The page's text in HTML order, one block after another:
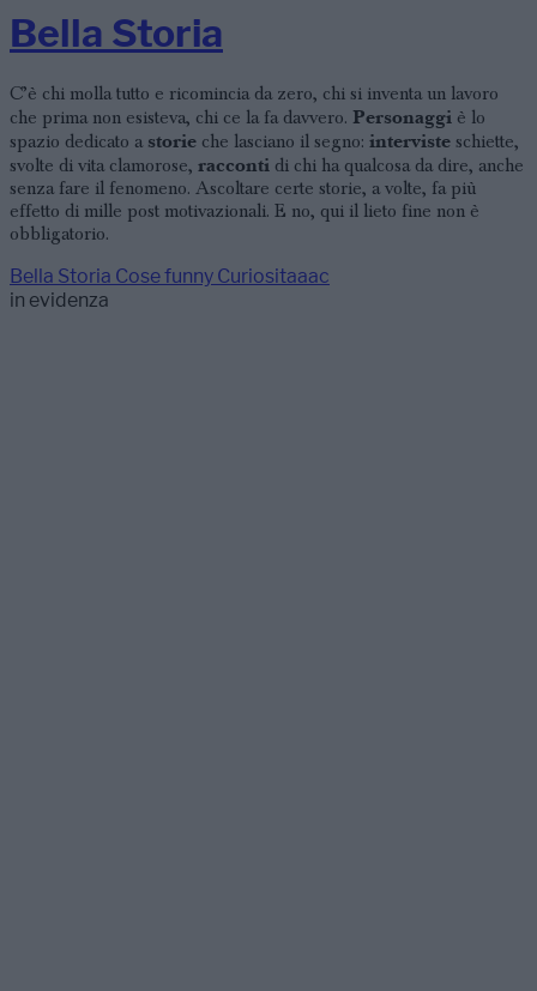
Bella Storia
C’è chi molla tutto e ricomincia da zero, chi si inventa un lavoro
che prima non esisteva, chi ce la fa davvero. Personaggi è lo
spazio dedicato a storie che lasciano il segno: interviste schiette,
svolte di vita clamorose, racconti di chi ha qualcosa da dire, anche
senza fare il fenomeno. Ascoltare certe storie, a volte, fa più
effetto di mille post motivazionali. E no, qui il lieto fine non è
obbligatorio.
Bella Storia Cose funny Curiositaaac
in evidenza